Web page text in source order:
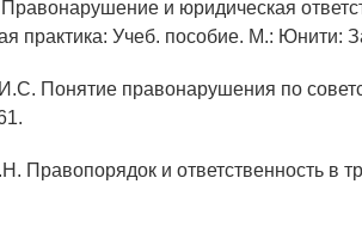
и юридическая
практика: Учеб. пособие. М.: Юнити:
Понятие правонарушения по
Правопорядок и ответственность в